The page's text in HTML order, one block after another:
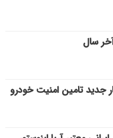
سال
تامین امنیت خودرو